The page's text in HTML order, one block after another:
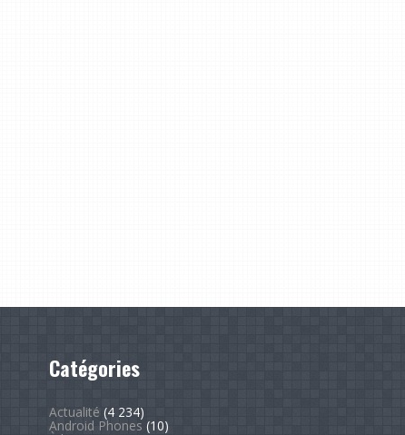
Catégories
Actualité (4 234)
Android Phones(10)